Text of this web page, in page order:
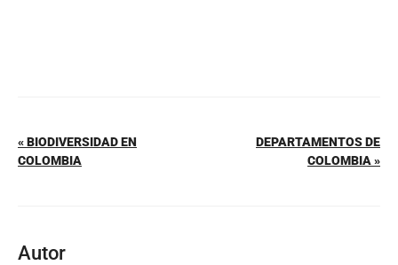
« BIODIVERSIDAD EN
COLOMBIA
DEPARTAMENTOS DE
COLOMBIA »
Autor